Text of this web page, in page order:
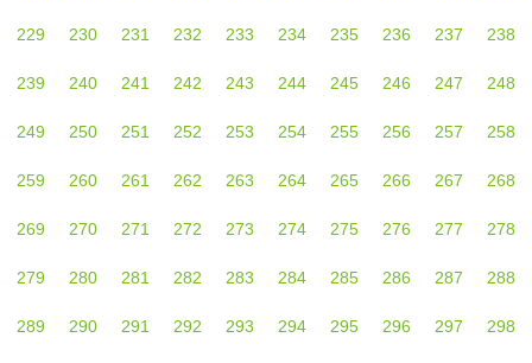
229 230 231 232 233 234 235 236 237 238
239 240 241 242 243 244 245 246 247 248
249 250 251 252 253 254 255 256 257 258
259 260 261 262 263 264 265 266 267 268
269 270 271 272 273 274 275 276 277 278
279 280 281 282 283 284 285 286 287 288
289 290 291 292 293 294 295 296 297 298